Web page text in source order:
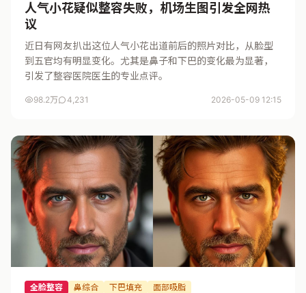
人气小花疑似整容失败，机场生图引发全网热
议
近日有网友扒出这位人气小花出道前后的照片对比，从脸型
到五官均有明显变化。尤其是鼻子和下巴的变化最为显著，
引发了整容医院医生的专业点评。
98.2万 4,231 2026-05-09 12:15
全脸整容 鼻综合 下巴填充 面部吸脂